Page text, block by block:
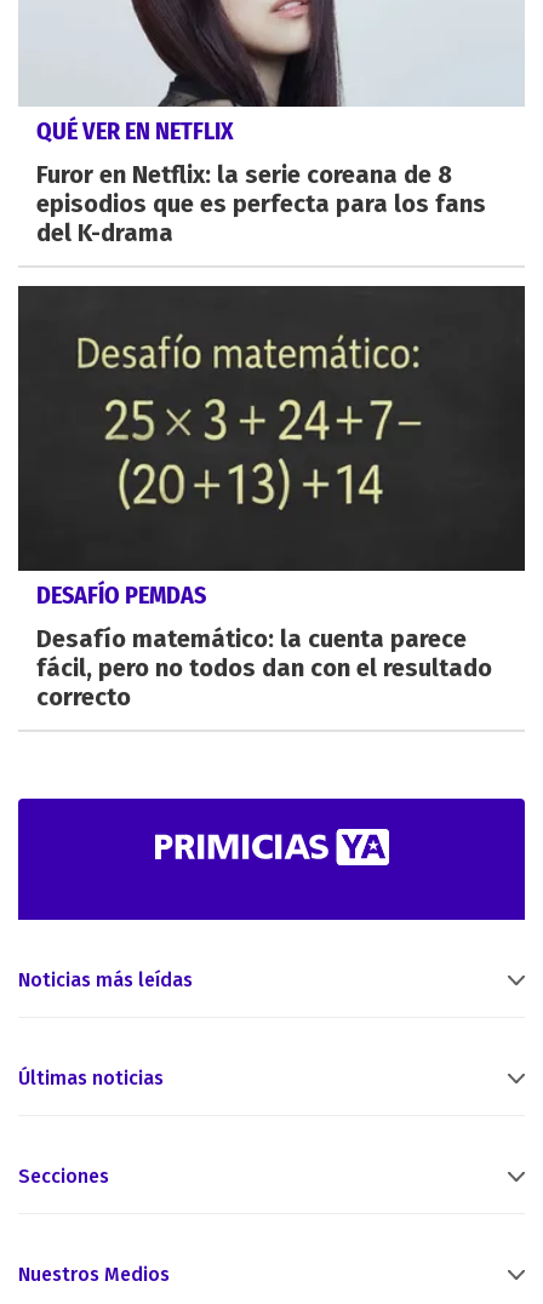
QUÉ VER EN NETFLIX
Furor en Netflix: la serie coreana de 8
episodios que es perfecta para los fans
del K-drama
DESAFÍO PEMDAS
Desafío matemático: la cuenta parece
fácil, pero no todos dan con el resultado
correcto
Noticias más leídas
Últimas noticias
Secciones
Nuestros Medios